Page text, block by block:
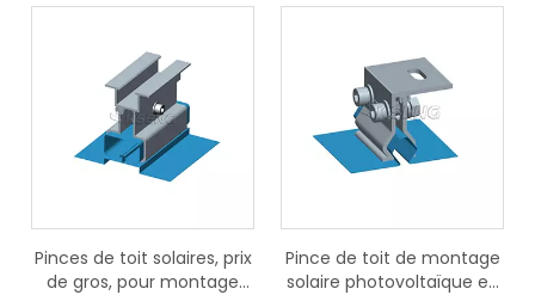
météorologiques difficiles telles que des vents violents ou
de fortes charges de neige.Des pinces de toit solaires
correctement installées répartissent le poids des
panneaux solaires uniformément sur le système de
montage et la structure du toit, minimisant ainsi le risque
conçus pour fournir une solution de montage sûre et
stable pour les panneaux solaires sur les toits
Pinces de toit solaires, prix
de gros, pour montage
Pince de toit de montage
solaire photovoltaïque en